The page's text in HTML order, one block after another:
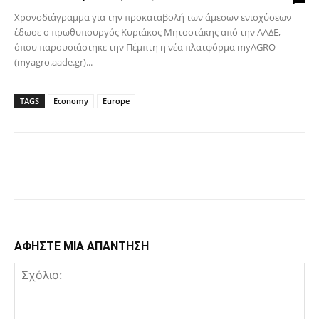
Χρονοδιάγραμμα για την προκαταβολή των άμεσων ενισχύσεων
έδωσε ο πρωθυπουργός Κυριάκος Μητσοτάκης από την ΑΑΔΕ,
όπου παρουσιάστηκε την Πέμπτη η νέα πλατφόρμα myAGRO
(myagro.aade.gr)...
TAGS Economy Europe
ΑΦΗΣΤΕ ΜΙΑ ΑΠΑΝΤΗΣΗ